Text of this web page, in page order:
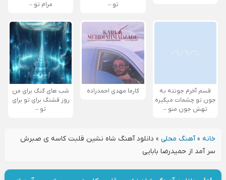
تو –
مرام تو –
قسم آخرم جونته به
جون تو چشمات میگیره
تهش جون منو –
کارما مهدی احمدزاده
شب های گنگ برای من
روز قشنگ برای تو برای
تو –
خانه»آهنگ محلی» دانلود آهنگ شاه نشین قلبت کاسه ی صبرش
سر آمد از حمیدرضا بابایی